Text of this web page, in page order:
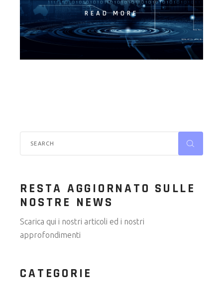
READ MORE
RESTA AGGIORNATO SULLE
NOSTRE NEWS
Scarica qui i nostri articoli ed i nostri
approfondimenti
CATEGORIE